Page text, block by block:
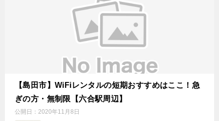
【島田市】WiFiレンタルの短期おすすめはここ！急
ぎの方・無制限【六合駅周辺】
公開日： 2020年11月8日